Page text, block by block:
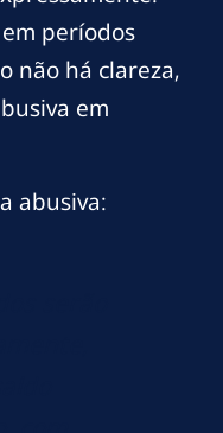
períodos
não há clareza,
em
abusiva: